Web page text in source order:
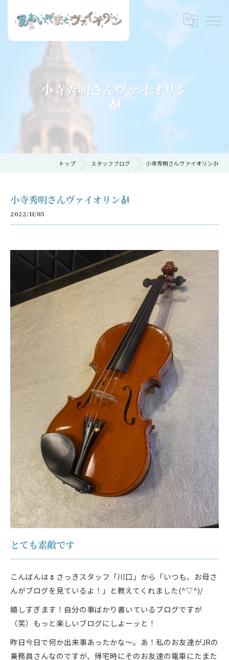
小寺秀明さんヴァイオリン
🎻
トップ スタッフブログ 小寺秀明さんヴァイオリン🎻
小寺秀明さんヴァイオリン🎻
2022/11/05
とても素敵です
こんばんは🌷さっきスタッフ「川口」から「いつも、お母さ
んがブログを見ているよ！」と教えてくれました(^▽^)/
嬉しすぎます！自分の事ばかり書いているブログですが
（笑）もっと楽しいブログにしよーッと！
昨日今日で何か出来事あったかな～。あ！私のお友達がJRの
乗務員さんなのですが、帰宅時にそのお友達の電車にたまた